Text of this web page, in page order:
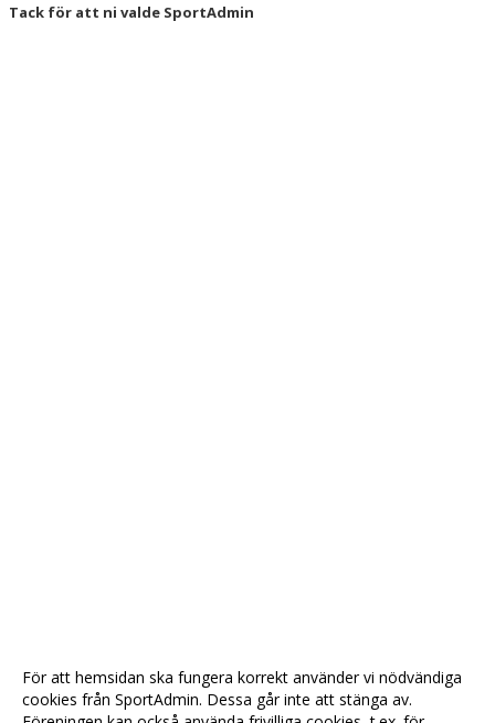
Tack för att ni valde SportAdmin
För att hemsidan ska fungera korrekt använder vi nödvändiga
cookies från SportAdmin. Dessa går inte att stänga av.